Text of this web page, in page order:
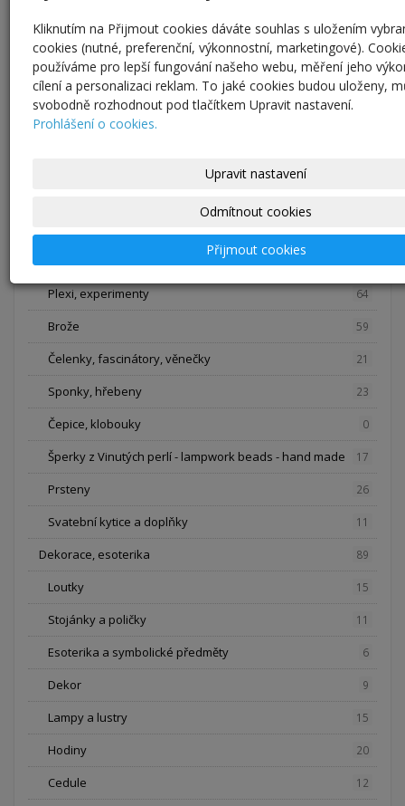
Nahlédněte...
E-shop
Plexi, experimenty 64
Brože 59
Čelenky, fascinátory, věnečky 21
Sponky, hřebeny 23
Čepice, klobouky 0
Šperky z Vinutých perlí - lampwork beads - hand made 17
Prsteny 26
Svatební kytice a doplňky 11
Dekorace, esoterika 89
Loutky 15
Stojánky a poličky 11
Esoterika a symbolické předměty 6
Dekor 9
Lampy a lustry 15
Hodiny 20
Cedule 12
Kliknutím na Přijmout cookies dáváte souhlas s uložením
cookies (nutné, preferenční, výkonnostní, marketingové).
používáme pro lepší fungování našeho webu, měření jeho
cílení a personalizaci reklam. To jaké cookies budou uloženy,
svobodně rozhodnout pod tlačítkem Upravit nastavení.
Prohlášení o cookies.
Upravit nastavení
Odmítnout cookies
Přijmout cookies